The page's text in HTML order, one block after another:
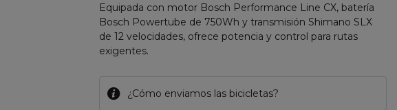
Equipada con motor Bosch Performance Line CX, batería
Bosch Powertube de 750Wh y transmisión Shimano SLX
de 12 velocidades, ofrece potencia y control para rutas
exigentes.
¿Cómo enviamos las bicicletas?